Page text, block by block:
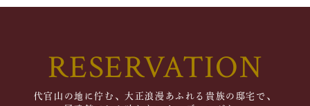
RESERVATION
代官山の地に佇む、大正浪漫あふれる貴族の邸宅で、